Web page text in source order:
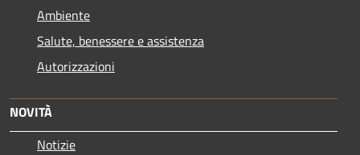
Ambiente
Salute, benessere e assistenza
Autorizzazioni
NOVITÀ
Notizie